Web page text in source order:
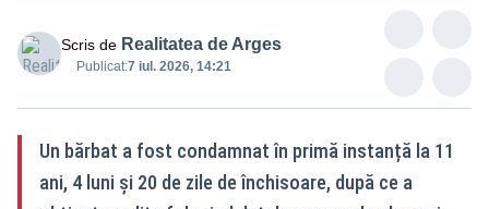
Scris de Realitatea de Arges
Publicat:7 iul. 2026, 14:21
Un bărbat a fost condamnat în primă instanță la 11
ani, 4 luni și 20 de zile de închisoare, după ce a